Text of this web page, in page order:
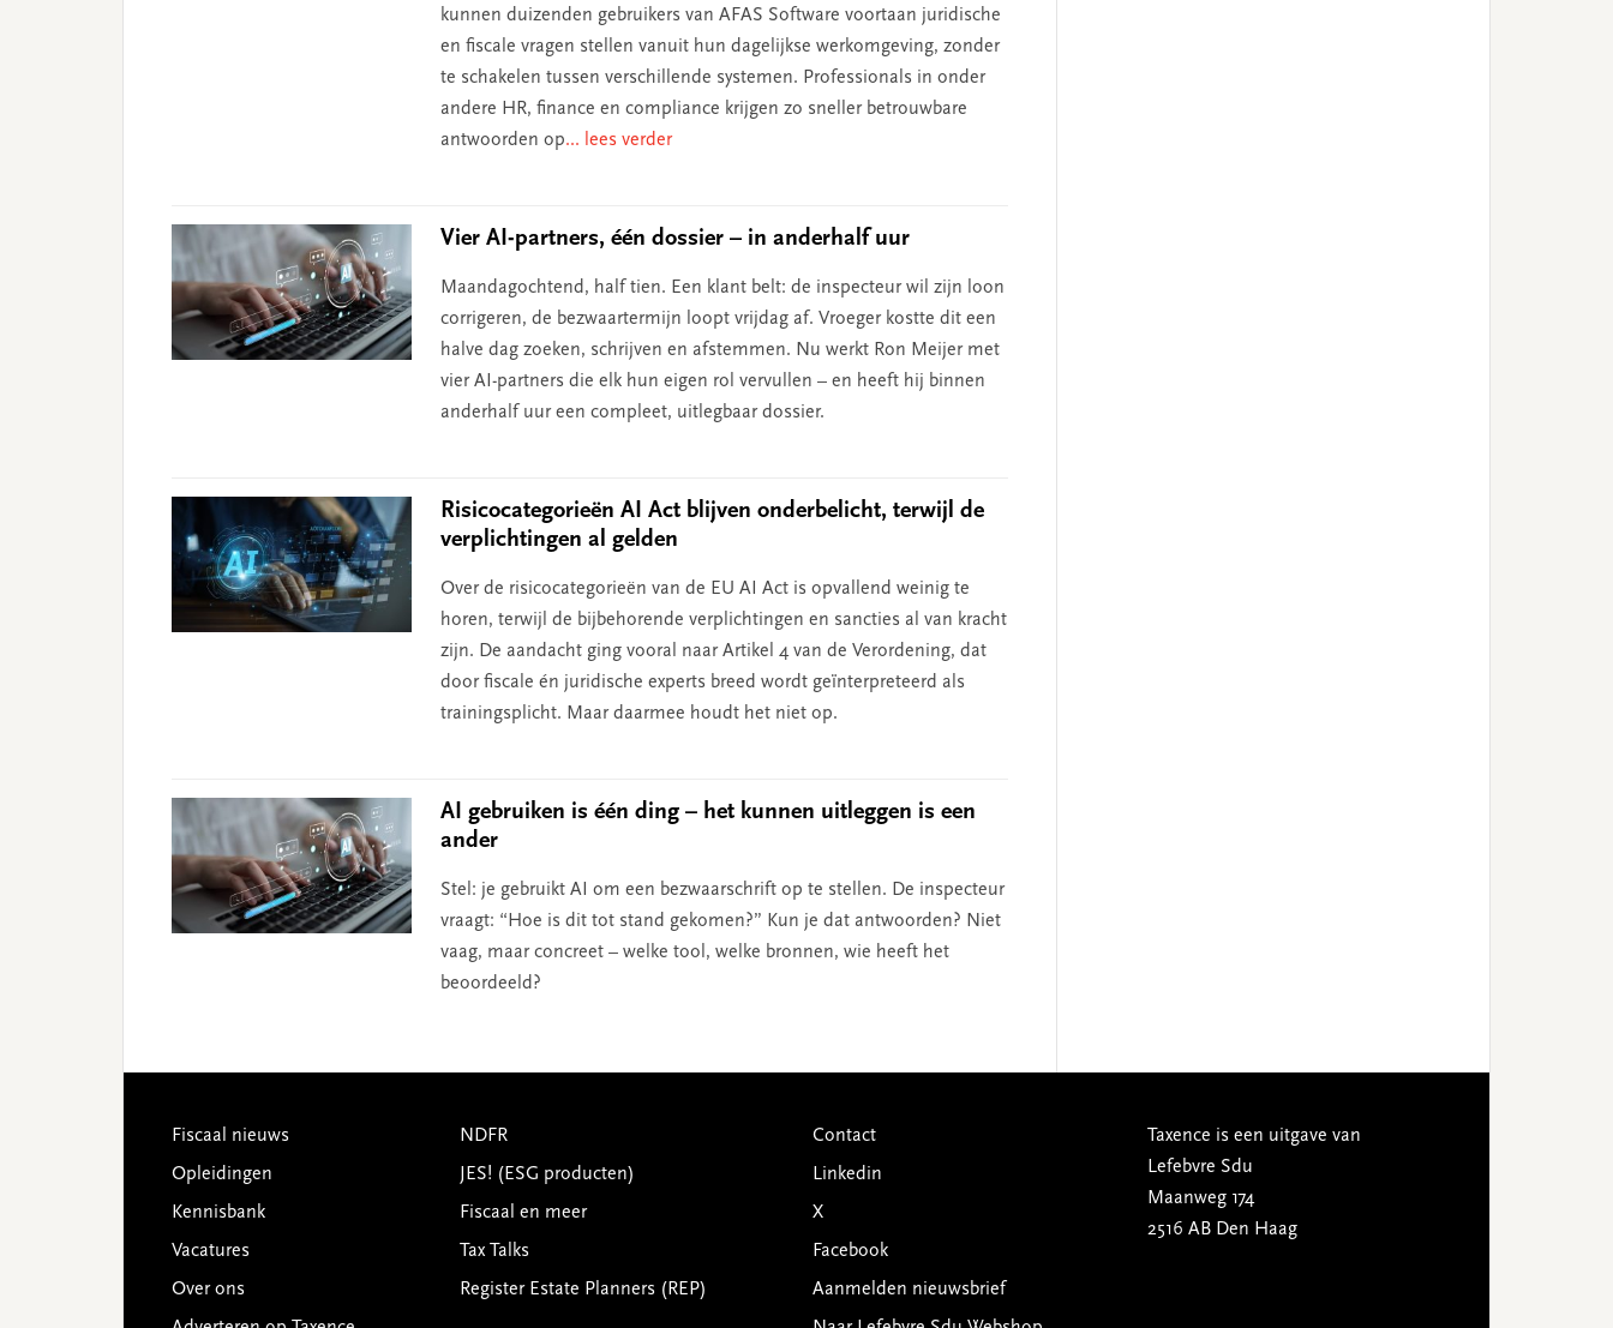
kunnen duizenden gebruikers van AFAS Software voortaan juridische
en fiscale vragen stellen vanuit hun dagelijkse werkomgeving, zonder
te schakelen tussen verschillende systemen. Professionals in onder
andere HR, finance en compliance krijgen zo sneller betrouwbare
antwoorden op... lees verder
Vier AI-partners, één dossier – in anderhalf uur
Maandagochtend, half tien. Een klant belt: de inspecteur wil zijn loon
corrigeren, de bezwaartermijn loopt vrijdag af. Vroeger kostte dit een
halve dag zoeken, schrijven en afstemmen. Nu werkt Ron Meijer met
vier AI-partners die elk hun eigen rol vervullen – en heeft hij binnen
anderhalf uur een compleet, uitlegbaar dossier.
Risicocategorieën AI Act blijven onderbelicht, terwijl de
verplichtingen al gelden
Over de risicocategorieën van de EU AI Act is opvallend weinig te
horen, terwijl de bijbehorende verplichtingen en sancties al van kracht
zijn. De aandacht ging vooral naar Artikel 4 van de Verordening, dat
door fiscale én juridische experts breed wordt geïnterpreteerd als
trainingsplicht. Maar daarmee houdt het niet op.
AI gebruiken is één ding – het kunnen uitleggen is een
ander
Stel: je gebruikt AI om een bezwaarschrift op te stellen. De inspecteur
vraagt: “Hoe is dit tot stand gekomen?” Kun je dat antwoorden? Niet
vaag, maar concreet – welke tool, welke bronnen, wie heeft het
beoordeeld?
Footer
Fiscaal nieuws
Opleidingen
Kennisbank
Vacatures
Over ons
NDFR
JES! (ESG producten)
Fiscaal en meer
Tax Talks
Register Estate Planners (REP)
Contact
Linkedin
X
Facebook
Aanmelden nieuwsbrief
Taxence is een uitgave van
Lefebvre Sdu
Maanweg 174
2516 AB Den Haag